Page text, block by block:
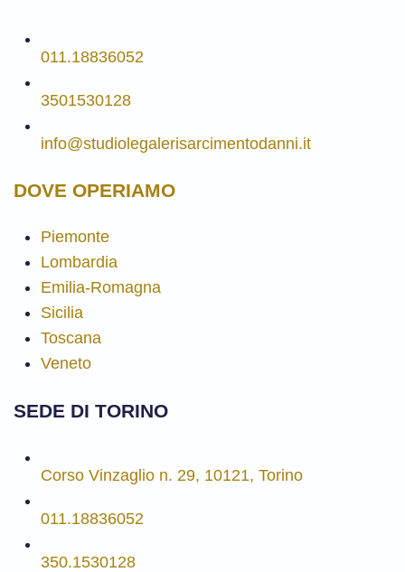
011.18836052
3501530128
info@studiolegalerisarcimentodanni.it
DOVE OPERIAMO
Piemonte
Lombardia
Emilia-Romagna
Sicilia
Toscana
Veneto
SEDE DI TORINO
Corso Vinzaglio n. 29, 10121, Torino
011.18836052
350.1530128